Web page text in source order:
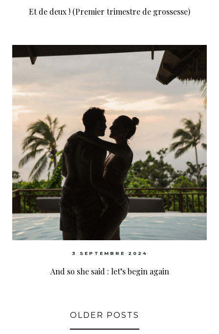
Et de deux ! (Premier trimestre de grossesse)
3 SEPTEMBRE 2024
And so she said : let’s begin again
OLDER POSTS